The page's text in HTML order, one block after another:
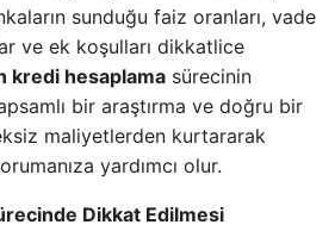
sunduğu faiz oranları, vade
ve ek koşulları dikkatlice
kredi hesaplama sürecinin
bir araştırma ve doğru bir
maliyetlerden kurtararak
yardımcı olur.
Dikkat Edilmesi